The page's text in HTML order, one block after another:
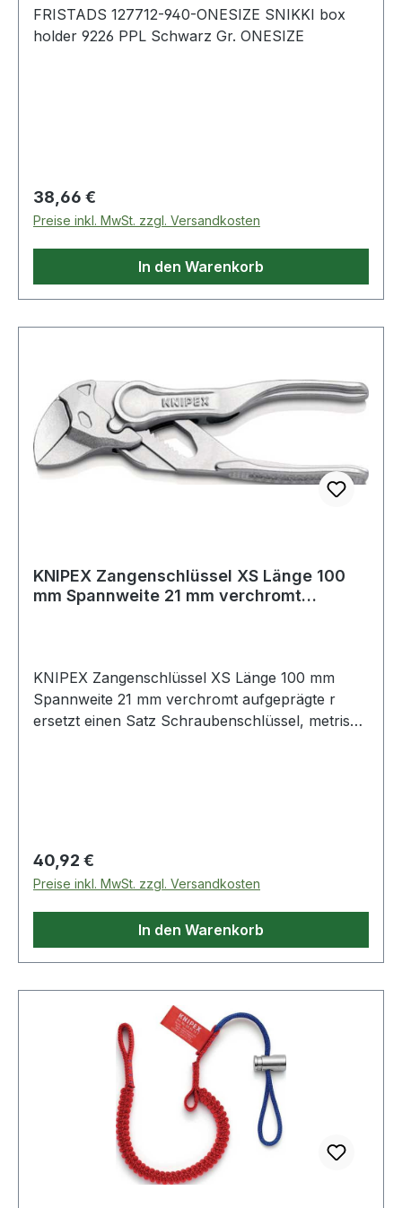
FRISTADS 127712-940-ONESIZE SNIKKI box
holder 9226 PPL Schwarz Gr. ONESIZE
Regulärer Preis:
38,66 €
Preise inkl. MwSt. zzgl. Versandkosten
In den Warenkorb
KNIPEX Zangenschlüssel XS Länge 100
mm Spannweite 21 mm verchromt
KNIPEX Zangenschlüssel XS Länge 100 mm
Spannweite 21 mm verchromt aufgeprägte r
ersetzt einen Satz Schraubenschlüssel, metrisch
Oberfläche · Einstellpositionen: 10
Regulärer Preis:
40,92 €
Preise inkl. MwSt. zzgl. Versandkosten
In den Warenkorb